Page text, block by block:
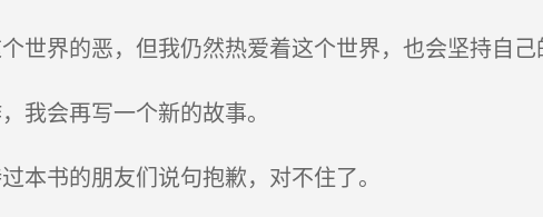
世界的恶，但我仍然热爱着这个世界，也会坚持自己
我会再写一个新的故事。
本书的朋友们说句抱歉，对不住了。